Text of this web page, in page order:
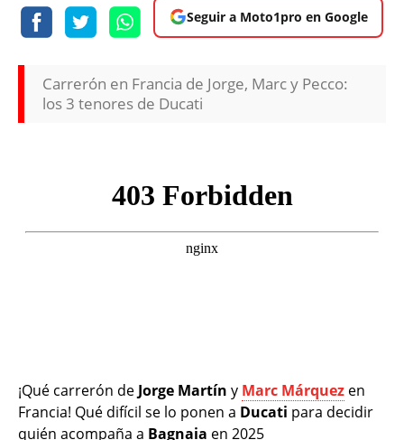
Seguir a Moto1pro en Google
Carrerón en Francia de Jorge, Marc y Pecco:
los 3 tenores de Ducati
¡Qué carrerón de Jorge Martín y Marc Márquez en
Francia! Qué difícil se lo ponen a Ducati para decidir
quién acompaña a Bagnaia en 2025